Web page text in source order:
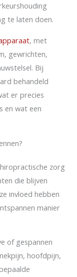
te laten doen.
, met
gewrichten,
Bij
behandeld
er precies
en wat een
zorg
die blijven
invloed hebben
manier
of gespannen
hoofdpijn,